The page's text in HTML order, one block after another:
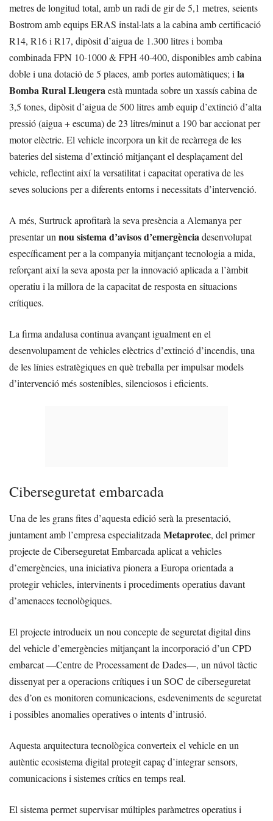
metres de longitud total, amb un radi de gir de 5,1 metres, seients
Bostrom amb equips ERAS instal·lats a la cabina amb certificació
R14, R16 i R17, dipòsit d’aigua de 1.300 litres i bomba
combinada FPN 10-1000 & FPH 40-400, disponibles amb cabina
doble i una dotació de 5 places, amb portes automàtiques; i la
Bomba Rural Lleugera està muntada sobre un xassís cabina de
3,5 tones, dipòsit d’aigua de 500 litres amb equip d’extinció d’alta
pressió (aigua + escuma) de 23 litres/minut a 190 bar accionat per
motor elèctric. El vehicle incorpora un kit de recàrrega de les
bateries del sistema d’extinció mitjançant el desplaçament del
vehicle, reflectint així la versatilitat i capacitat operativa de les
seves solucions per a diferents entorns i necessitats d’intervenció.
A més, Surtruck aprofitarà la seva presència a Alemanya per
presentar un nou sistema d’avisos d’emergència desenvolupat
específicament per a la companyia mitjançant tecnologia a mida,
reforçant així la seva aposta per la innovació aplicada a l’àmbit
operatiu i la millora de la capacitat de resposta en situacions
crítiques.
La firma andalusa continua avançant igualment en el
desenvolupament de vehicles elèctrics d’extinció d’incendis, una
de les línies estratègiques en què treballa per impulsar models
d’intervenció més sostenibles, silenciosos i eficients.
Ciberseguretat embarcada
Una de les grans fites d’aquesta edició serà la presentació,
juntament amb l’empresa especialitzada Metaprotec, del primer
projecte de Ciberseguretat Embarcada aplicat a vehicles
d’emergències, una iniciativa pionera a Europa orientada a
protegir vehicles, intervinents i procediments operatius davant
d’amenaces tecnològiques.
El projecte introdueix un nou concepte de seguretat digital dins
del vehicle d’emergències mitjançant la incorporació d’un CPD
embarcat —Centre de Processament de Dades—, un núvol tàctic
dissenyat per a operacions crítiques i un SOC de ciberseguretat
des d’on es monitoren comunicacions, esdeveniments de seguretat
i possibles anomalies operatives o intents d’intrusió.
Aquesta arquitectura tecnològica converteix el vehicle en un
autèntic ecosistema digital protegit capaç d’integrar sensors,
comunicacions i sistemes crítics en temps real.
El sistema permet supervisar múltiples paràmetres operatius i